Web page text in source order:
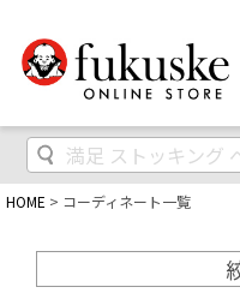
HOME コーディネート一覧